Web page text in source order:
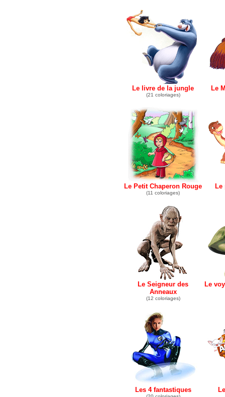
Le livre de la jungle
(21 coloriages)
Le
Le Petit Chaperon Rouge
(11 coloriages)
Le
Le Seigneur des
Anneaux
(12 coloriages)
Le
Les 4 fantastiques